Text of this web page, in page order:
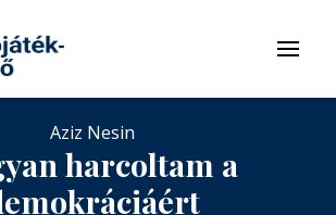
Menü
Aziz Nesin
harcoltam a